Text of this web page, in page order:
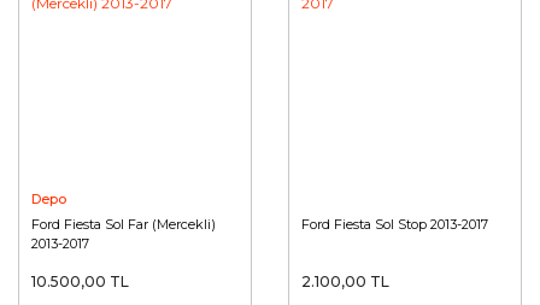
Depo
Ford Fiesta Sol Far (Mercekli)
2013-2017
10.500,00 TL
Ford Fiesta Sol Stop 2013-2017
2.100,00 TL